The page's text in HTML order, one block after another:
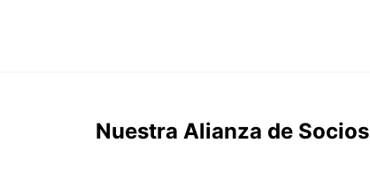
Nuestra Alianza de Socios